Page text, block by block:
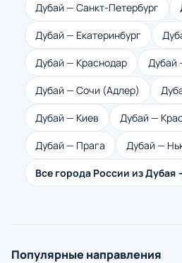
Дубай — Санкт-Петербург
Дубай — Екатеринбург
Дубай — Краснодар Дубай
Дубай — Сочи (Адлер)
Дубай — Киев Дубай —
Дубай — Прага Дубай —
Все города России из Дубая
Популярные направления